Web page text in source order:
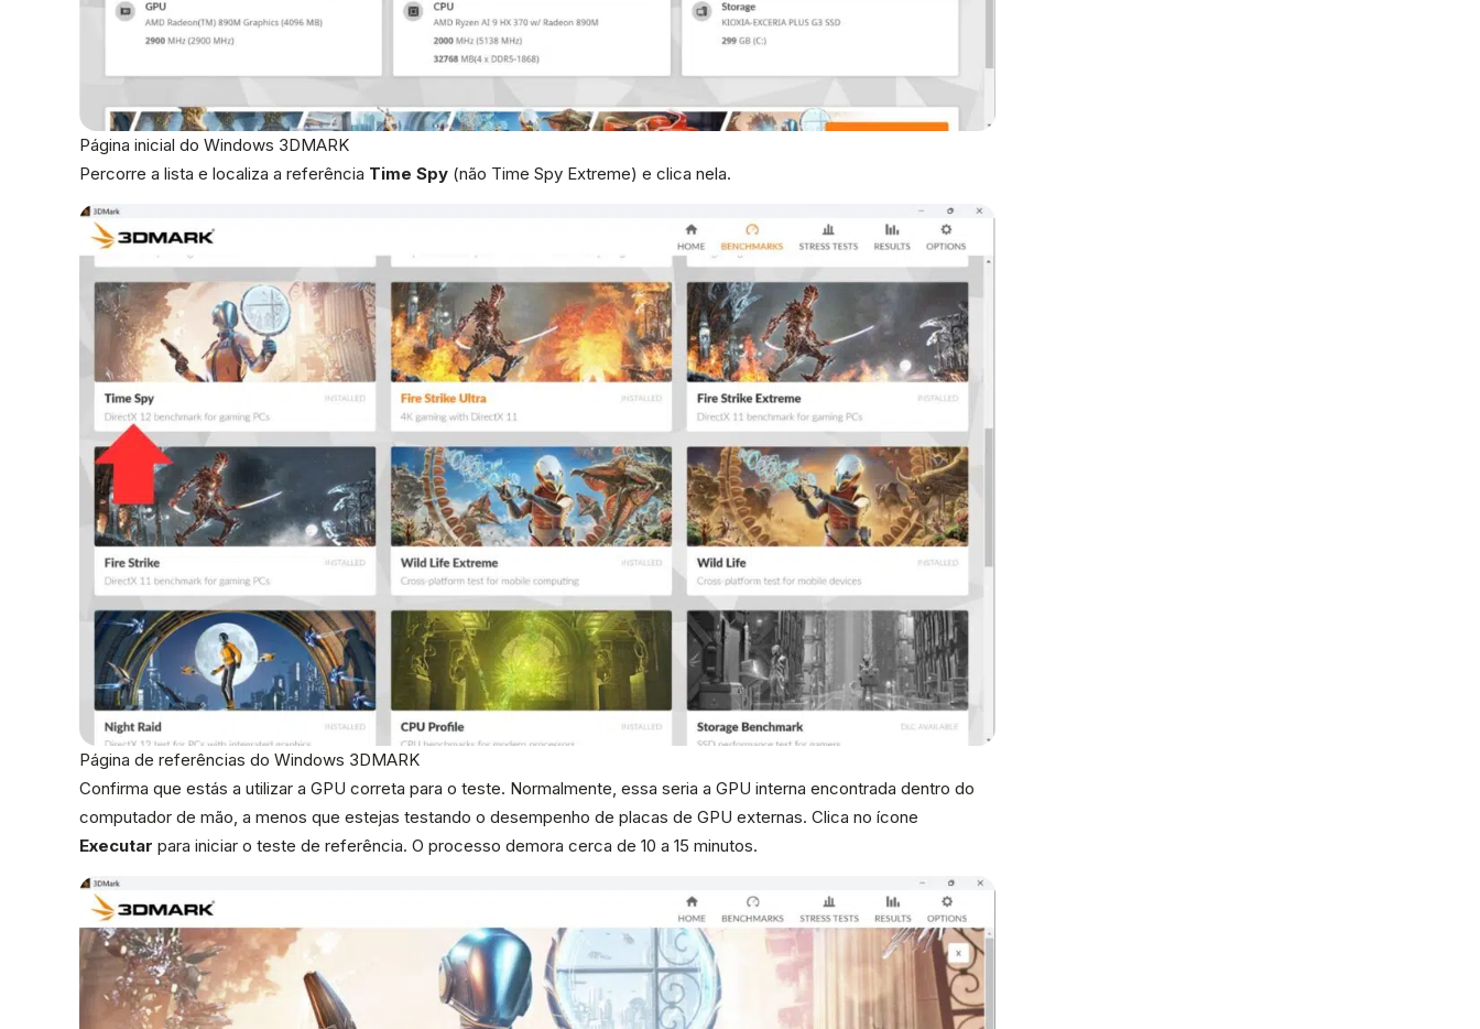
Página inicial do Windows 3DMARK
Percorre a lista e localiza a referência Time Spy (não Time Spy Extreme) e clica nela.
Página de referências do Windows 3DMARK
Confirma que estás a utilizar a GPU correta para o teste. Normalmente, essa seria a GPU interna encontrada dentro do
computador de mão, a menos que estejas testando o desempenho de placas de GPU externas. Clica no ícone
Executar para iniciar o teste de referência. O processo demora cerca de 10 a 15 minutos.